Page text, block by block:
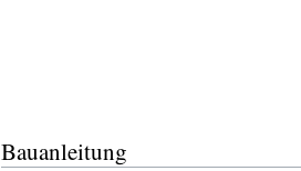
Bauanleitung